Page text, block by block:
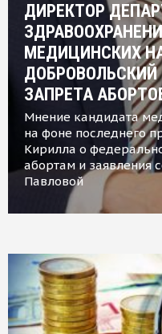
ДИРЕКТОР
МЕДИЦИНСКИХ
ЗАПРЕТА
Мнение кандидата
на фоне последнего
Кирилла о
абортам и заявления
Павловой